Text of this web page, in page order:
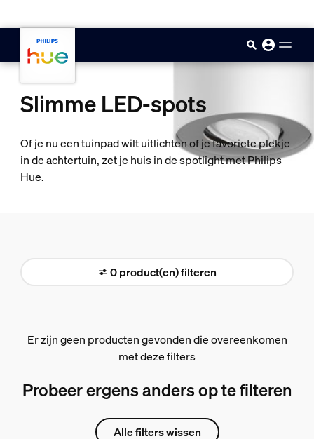
Slimme LED-spots
Of je nu een tuinpad wilt uitlichten of je favoriete plekje
in de achtertuin, zet je huis in de spotlight met Philips
Hue.
0 product(en) filteren
Er zijn geen producten gevonden die overeenkomen
met deze filters
Probeer ergens anders op te filteren
Alle filters wissen